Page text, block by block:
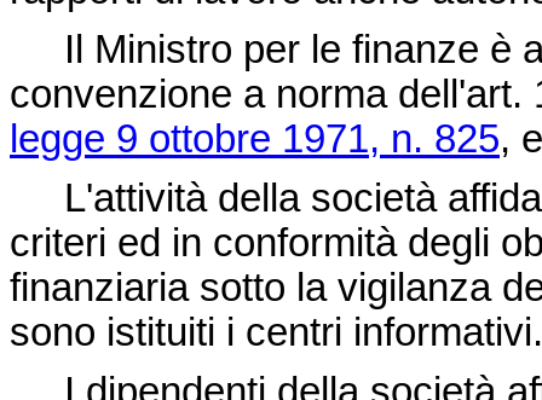
Il Ministro per le finanze è
convenzione a norma
legge 9 ottobre 1971, n. 825,
L'attività della società
criteri ed in conformità degli
finanziaria sotto la vigilanza
sono istituiti i centri informativi.